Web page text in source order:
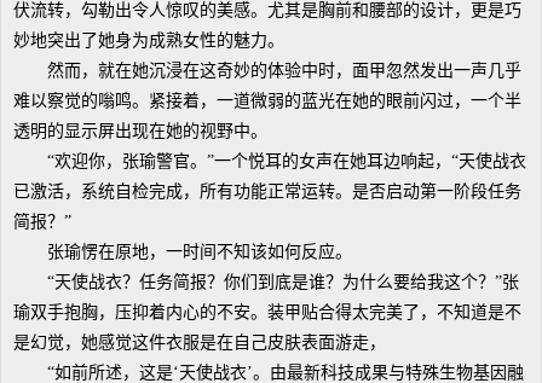
伏流转，勾勒出令人惊叹的美感。尤其是胸前和腰部的设计，更是巧
妙地突出了她身为成熟女性的魅力。
然而，就在她沉浸在这奇妙的体验中时，面甲忽然发出一声几乎
难以察觉的嗡鸣。紧接着，一道微弱的蓝光在她的眼前闪过，一个半
透明的显示屏出现在她的视野中。
“欢迎你，张瑜警官。”一个悦耳的女声在她耳边响起，“天使战衣
已激活，系统自检完成，所有功能正常运转。是否启动第一阶段任务
简报？”
张瑜愣在原地，一时间不知该如何反应。
“天使战衣？任务简报？你们到底是谁？为什么要给我这个？”张
瑜双手抱胸，压抑着内心的不安。装甲贴合得太完美了，不知道是不
是幻觉，她感觉这件衣服是在自己皮肤表面游走，
“如前所述，这是‘天使战衣’。由最新科技成果与特殊生物基因融